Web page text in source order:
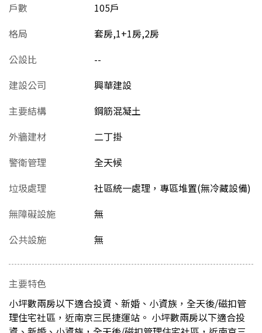
戶數
105戶
格局
套房,1+1房,2房
公設比
--
建設公司
興華建設
主要結構
鋼筋混凝土
外牆建材
二丁掛
警衛管理
全天候
垃圾處理
社區統一處理，專區堆置(無冷藏設備)
無障礙設施
無
公共設施
無
主要特色
小坪數兩房以下適合投資、新婚、小資族，全天後/磁扣管
理住宅社區，近南京三民捷運站。 小坪數兩房以下適合投